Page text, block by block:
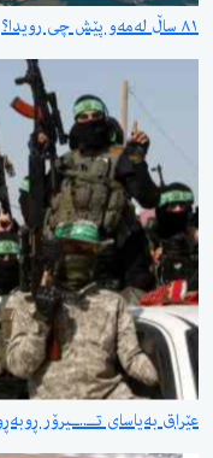
٨١ ساڵ لەمەو پێش چی رویدا؟
عێراق بەیاسای تــ..ــیرۆر